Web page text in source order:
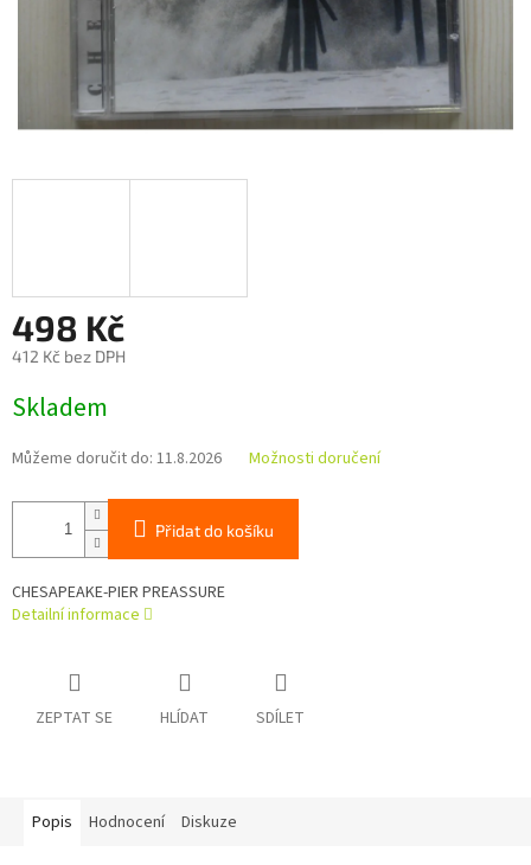
498 Kč
412 Kč bez DPH
cena:
Skladem
Můžeme doručit do: 11.8.2026 Možnosti doručení
Přidat do košíku
CHESAPEAKE-PIER PREASSURE
Detailní informace
ZEPTAT SE HLÍDAT SDÍLET
Popis Hodnocení Diskuze